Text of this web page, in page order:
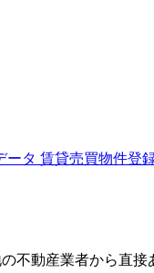
不動産業者から直接